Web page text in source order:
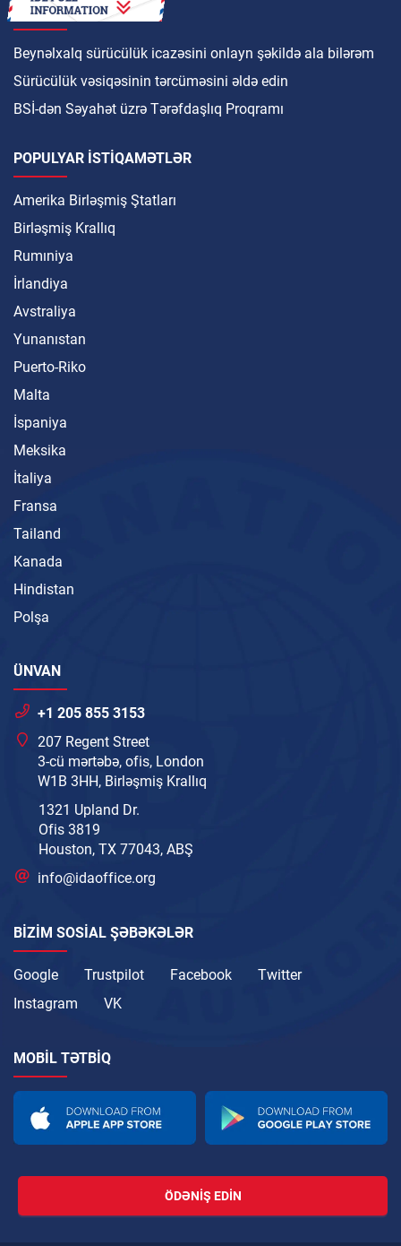
NECƏ
Beynəlxalq sürücülük icazəsini onlayn şəkildə ala bilərəm
Sürücülük vəsiqəsinin tərcüməsini əldə edin
BSİ-dən Səyahət üzrə Tərəfdaşlıq Proqramı
POPULYAR ISTIQAMƏTLƏR
Amerika Birləşmiş Ştatları
Birləşmiş Krallıq
Rumıniya
İrlandiya
Avstraliya
Yunanıstan
Puerto-Riko
Malta
İspaniya
Meksika
İtaliya
Fransa
Tailand
Kanada
Hindistan
Polşa
ÜNVAN
+1 205 855 3153
207 Regent Street
3-cü mərtəbə, ofis, London
W1B 3HH, Birləşmiş Krallıq
1321 Upland Dr.
Ofis 3819
Houston, TX 77043, ABŞ
info@idaoffice.org
BIZIM SOSIAL ŞƏBƏKƏLƏR
Google Trustpilot Facebook
Twitter
Instagram
VK
MOBIL TƏTBIQ
ÖDƏNIŞ EDIN